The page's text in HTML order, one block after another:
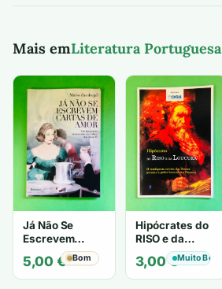
Mais emLiteratura Portuguesa
Já Não Se
Escrevem
Cartas de Amor
- Mário
Zambujal
5,00 € Bom
Hipócrates do
RISO e da
LOUCURA
3,00€Muito Bom